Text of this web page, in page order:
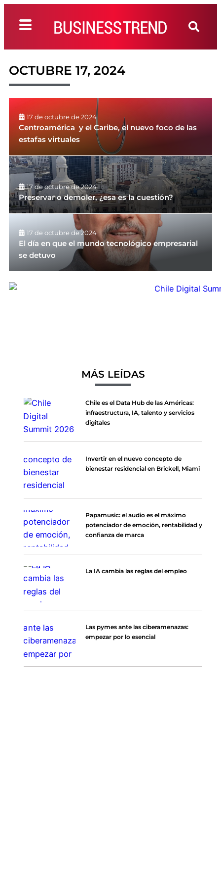
OCTUBRE 17, 2024
17 de octubre de 2024
Centroamérica y el Caribe, el nuevo foco de las
estafas virtuales
17 de octubre de 2024
Preservar o demoler, ¿esa es la cuestión?
17 de octubre de 2024
El día en que el mundo tecnológico empresarial
se detuvo
MÁS LEÍDAS
Chile es el Data Hub de las Américas:
infraestructura, IA, talento y servicios
digitales
Invertir en el nuevo concepto de
bienestar residencial en Brickell, Miami
Papamusic: el audio es el máximo
potenciador de emoción, rentabilidad y
confianza de marca
La IA cambia las reglas del empleo
Las pymes ante las ciberamenazas:
empezar por lo esencial